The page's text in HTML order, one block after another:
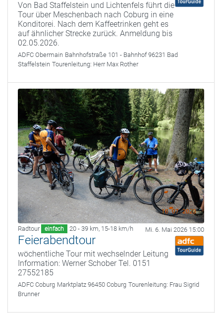
Von Bad Staffelstein und Lichtenfels führt die
Tour über Meschenbach nach Coburg in eine
Konditorei. Nach dem Kaffeetrinken geht es
auf ähnlicher Strecke zurück. Anmeldung bis
02.05.2026.
ADFC Obermain Bahnhofstraße 101 - Bahnhof 96231 Bad
Staffelstein Tourenleitung: Herr Max Rother
Radtour einfach 20 - 39 km, 15-18 km/h Mi. 6. Mai 2026 15:00
Feierabendtour
wöchentliche Tour mit wechselnder Leitung
Information: Werner Schober Tel. 0151
27552185
ADFC Coburg Marktplatz 96450 Coburg Tourenleitung: Frau Sigrid
Brunner